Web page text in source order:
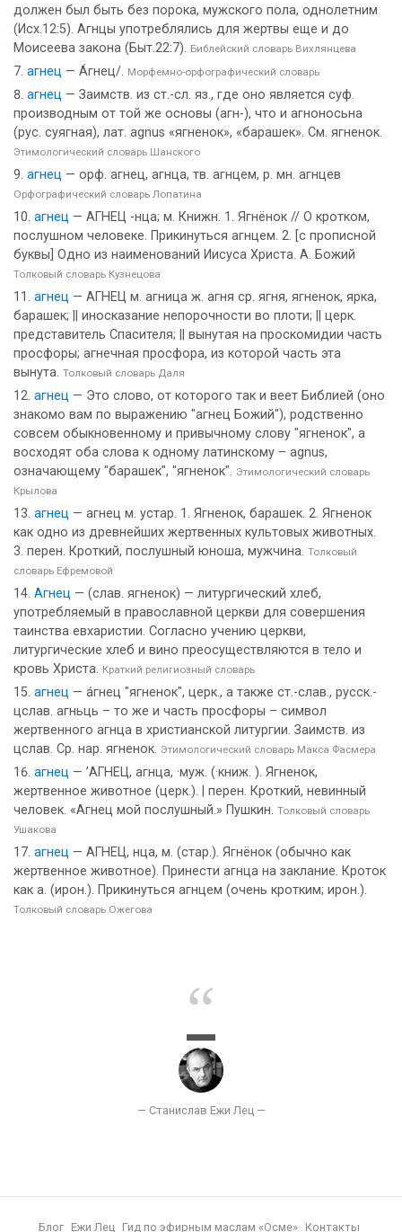
должен был быть без порока, мужского пола, однолетним
(Исх.12:5). Агнцы употреблялись для жертвы еще и до
Моисеева закона (Быт.22:7). Библейский словарь Вихлянцева
агнец — А́гнец/. Морфемно-орфографический словарь
агнец — Заимств. из ст.-сл. яз., где оно является суф.
производным от той же основы (агн-), что и агноносьна
(рус. суягная), лат. agnus «ягненок», «барашек». См. ягненок.
Этимологический словарь Шанского
агнец — орф. агнец, агнца, тв. агнцем, р. мн. агнцев
Орфографический словарь Лопатина
агнец — АГНЕЦ -нца; м. Книжн. 1. Ягнёнок // О кротком,
послушном человеке. Прикинуться агнцем. 2. [с прописной
буквы] Одно из наименований Иисуса Христа. А. Божий
Толковый словарь Кузнецова
агнец — АГНЕЦ м. агница ж. агня ср. ягня, ягненок, ярка,
барашек; || иносказание непорочности во плоти; || церк.
представитель Спасителя; || вынутая на проскомидии часть
просфоры; агнечная просфора, из которой часть эта
вынута. Толковый словарь Даля
агнец — Это слово, от которого так и веет Библией (оно
знакомо вам по выражению "агнец Божий"), родственно
совсем обыкновенному и привычному слову "ягненок", а
восходят оба слова к одному латинскому – agnus,
означающему "барашек", "ягненок". Этимологический словарь
Крылова
агнец — агнец м. устар. 1. Ягненок, барашек. 2. Ягненок
как одно из древнейших жертвенных культовых животных.
3. перен. Кроткий, послушный юноша, мужчина. Толковый
словарь Ефремовой
Агнец — (слав. ягненок) — литургический хлеб,
употребляемый в православной церкви для совершения
таинства евхаристии. Согласно учению церкви,
литургические хлеб и вино преосуществляются в тело и
кровь Христа. Краткий религиозный словарь
агнец — а́гнец "ягненок", церк., а также ст.-слав., русск.-
цслав. агньць – то же и часть просфоры – символ
жертвенного агнца в христианской литургии. Заимств. из
цслав. Ср. нар. ягненок. Этимологический словарь Макса Фасмера
агнец — ’АГНЕЦ, агнца, ·муж. (·книж. ). Ягненок,
жертвенное животное (церк.). | перен. Кроткий, невинный
человек. «Агнец мой послушный.» Пушкин. Толковый словарь
Ушакова
агнец — АГНЕЦ, нца, м. (стар.). Ягнёнок (обычно как
жертвенное животное). Принести агнца на заклание. Кроток
как а. (ирон.). Прикинуться агнцем (очень кротким; ирон.).
Толковый словарь Ожегова
Блог Ежи Лец Гид по эфирным маслам «Осме» Контакты